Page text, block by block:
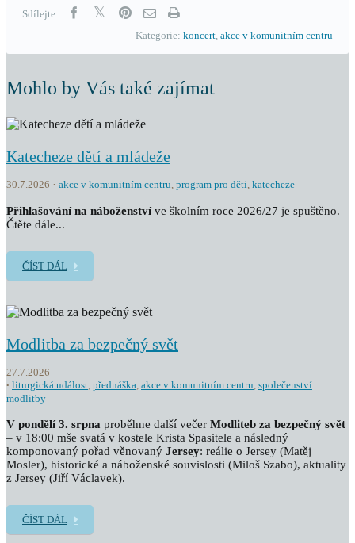
Sdílejte:
Kategorie: koncert, akce v komunitním centru
Mohlo by Vás také zajímat
Katecheze dětí a mládeže
30.7.2026 akce v komunitním centru, program pro děti, katecheze
Přihlašování na náboženstvíve školním roce 2026/27 je spuštěno.
Čtěte dále...
ČÍST DÁL
Modlitba za bezpečný svět
27.7.2026
liturgická událost, přednáška, akce v komunitním centru, společenství
modlitby
V pondělí 3. srpna proběhne další večer Modliteb za bezpečný svět
– v 18:00 mše svatá v kostele Krista Spasitele a následný
komponovaný pořad věnovaný Jersey: reálie o Jersey (Matěj
Mosler), historické a náboženské souvislosti (Miloš Szabo), aktuality
z Jersey (Jiří Václavek).
ČÍST DÁL